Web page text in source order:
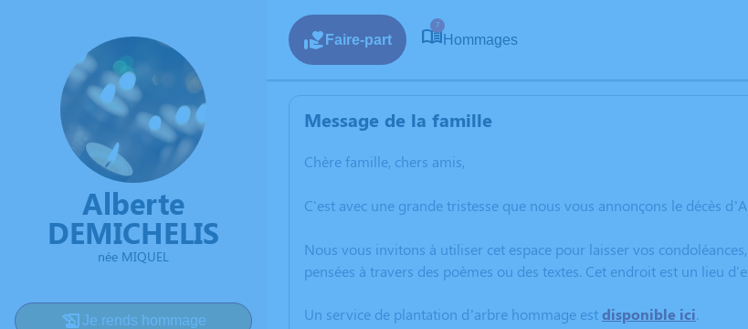
Alberte
DEMICHELIS
née MIQUEL
Je rends hommage
Faire-part
7
Hommages
Message de la famille
Chère famille, chers amis,
C'est avec une grande tristesse que nous vous annonçons le décès
Nous vous invitons à utiliser cet espace pour laisser vos
pensées à travers des poèmes ou des textes. Cet endroit est un lieu
Un service de plantation d’arbre hommage estdisponible ici.